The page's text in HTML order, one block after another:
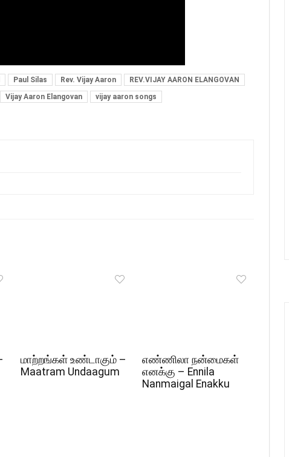
Paul Silas Rev. Vijay Aaron
REV.VIJAY AARON ELANGOVAN
Vijay Aaron Elangovan
vijay aaron songs
மாற்றங்கள் உண்டாகும் –
Maatram Undaagum
எண்ணிலா நன்மைகள்
எனக்கு – Ennila
Nanmaigal Enakku